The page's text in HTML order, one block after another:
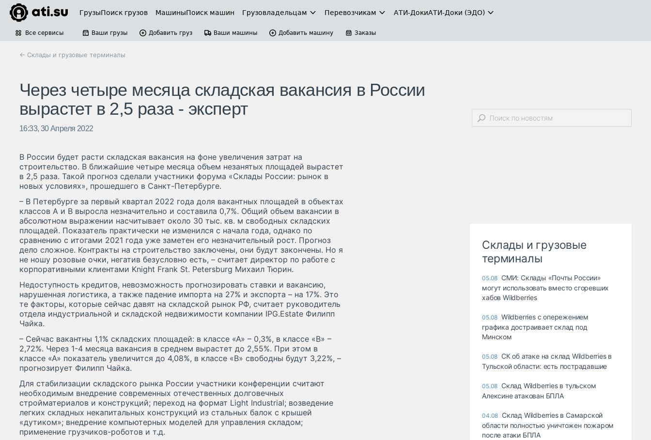
ГрузыПоиск грузов МашиныПоиск машин Грузовладельцам Перевозчикам АТИ-ДокиАТИ-Доки (ЭДО)
Все сервисы Ваши грузы Добавить груз Ваши машины Добавить машину Заказы
← Склады и грузовые терминалы
Через четыре месяца складская вакансия в России
вырастет в 2,5 раза - эксперт
16:33, 30 Апреля 2022
В России будет расти складская вакансия на фоне увеличения затрат на
строительство. В ближайшие четыре месяца объем незанятых площадей вырастет
в 2,5 раза. Такой прогноз сделали участники форума «Склады России: рынок в
новых условиях», прошедшего в Санкт-Петербурге.
– В Петербурге за первый квартал 2022 года доля вакантных площадей в объектах
классов A и B выросла незначительно и составила 0,7%. Общий объем вакансии в
абсолютном выражении насчитывает около 30 тыс. кв. м свободных складских
площадей. Показатель практически не изменился с начала года, однако по
сравнению с итогами 2021 года уже заметен его незначительный рост. Прогноз
дело сложное. Контракты на строительство заключены, они будут закончены. Но я
не ношу розовые очки, негатив безусловно есть, – считает директор по работе с
корпоративными клиентами Knight Frank St. Petersburg Михаил Тюрин.
Недоступность кредитов, невозможность прогнозировать ставки и вакансию,
нарушенная логистика, а также падение импорта на 27% и экспорта – на 17%. Это
те факторы, которые сейчас давят на складской рынок РФ, считает руководитель
отдела индустриальной и складской недвижимости компании IPG.Estate Филипп
Чайка.
– Сейчас вакантны 1,1% складских площадей: в классе «А» – 0,3%, в классе «В» –
2,72%. Через 1-4 месяца вакансия в среднем вырастет до 2,55%. При этом в
классе «А» показатель увеличится до 4,08%, в классе «В» свободны будут 3,22%, –
прогнозирует Филипп Чайка.
Для стабилизации складского рынка России участники конференции считают
необходимым внедрение современных отечественных долговечных
стройматериалов и конструкций; переход на формат Light Industrial; возведение
легких складных некапитальных конструкций из стальных балок с крышей
«дутиком»; внедрение компьютерных моделей для управления складом;
применение грузчиков-роботов и т.д.
Склады и грузовые
терминалы
05.08 СМИ: Склады «Почты России»
могут использовать вместо сгоревших
хабов Wildberries
05.08 Wildberries с опережением
графика достраивает склад под
Минском
05.08 СК об атаке на склад Wildberries в
Тульской области: есть пострадавшие
05.08 Склад Wildberries в тульском
Алексине атакован БПЛА
04.08 Склад Wildberries в Самарской
области полностью уничтожен пожаром
после атаки БПЛА